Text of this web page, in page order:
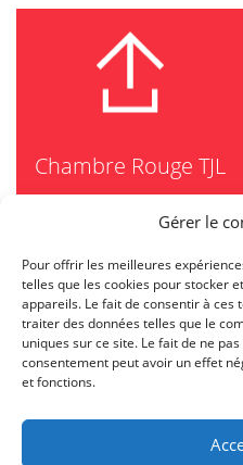
Gérer le
Pour offrir les meilleures
telles que les cookies pour stocker
appareils. Le fait de consentir à ces
traiter des données telles que le
uniques sur ce site. Le fait de ne
consentement peut avoir un effet
et fonctions.
Chambre Rouge TJL
TRUDEL
Avocats /
750, Côte de la
Montréal
T514
1-